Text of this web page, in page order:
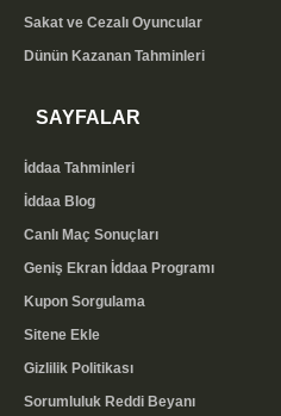
Sakat ve Cezalı Oyuncular
Dünün Kazanan Tahminleri
SAYFALAR
İddaa Tahminleri
İddaa Blog
Canlı Maç Sonuçları
Geniş Ekran İddaa Programı
Kupon Sorgulama
Sitene Ekle
Gizlilik Politikası
Sorumluluk Reddi Beyanı